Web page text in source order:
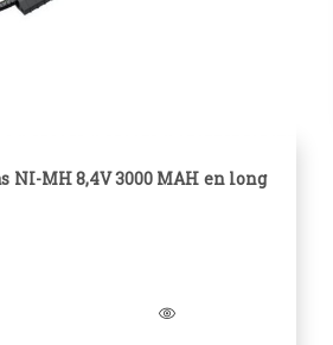
NI-MH 8,4V 3000 MAH en long